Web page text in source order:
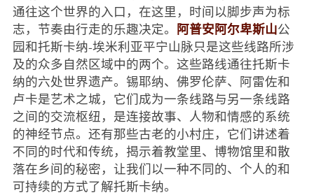
通往这个世界的入口，在这里，时间以脚步声为标
志，节奏由行走的乐趣决定。 阿普安阿尔卑斯山公
园和托斯卡纳-埃米利亚平宁山脉只是这些线路所涉
及的众多自然区域中的两个。这些路线通往托斯卡
纳的六处世界遗产。锡耶纳、佛罗伦萨、阿雷佐和
卢卡是艺术之城，它们成为一条线路与另一条线路
之间的交流枢纽，是连接故事、人物和情感的系统
的神经节点。还有那些古老的小村庄，它们讲述着
不同的时代和传统，揭示着教堂里、博物馆里和散
落在乡间的秘密，让我们以一种不同的、个人的和
可持续的方式了解托斯卡纳。